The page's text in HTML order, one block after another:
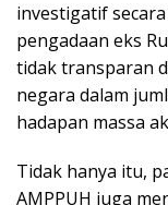
investigatif
pengadaan eks
tidak transparan
negara dalam
hadapan massa
Tidak hanya itu,
AMPPUH juga